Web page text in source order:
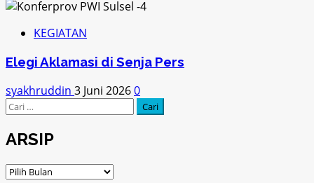
KEGIATAN
Elegi Aklamasi di Senja Pers
syakhruddin 3 Juni 20260
Cari
ARSIP
ARSIP